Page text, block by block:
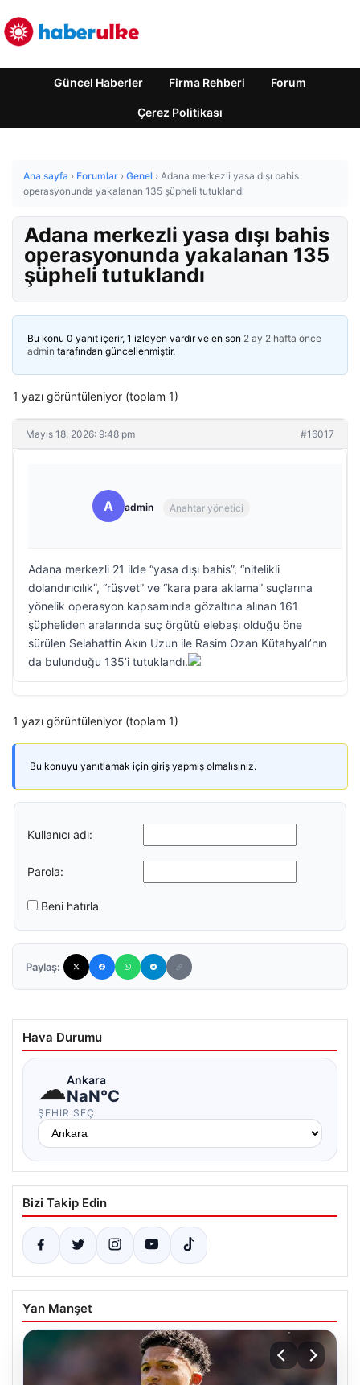
Güncel Haberler Firma Rehberi Forum
Çerez Politikası
Ana sayfa › Forumlar › Genel › Adana merkezli yasa dışı bahis
operasyonunda yakalanan 135 şüpheli tutuklandı
Adana merkezli yasa dışı bahis
operasyonunda yakalanan 135
şüpheli tutuklandı
Bu konu 0 yanıt içerir, 1 izleyen vardır ve en son 2 ay 2 hafta önce
admin tarafından güncellenmiştir.
1 yazı görüntüleniyor (toplam 1)
Mayıs 18, 2026: 9:48 pm #16017
A admin Anahtar yönetici
Adana merkezli 21 ilde “yasa dışı bahis”, “nitelikli
dolandırıcılık”, “rüşvet” ve “kara para aklama” suçlarına
yönelik operasyon kapsamında gözaltına alınan 161
şüpheliden aralarında suç örgütü elebaşı olduğu öne
sürülen Selahattin Akın Uzun ile Rasim Ozan Kütahyalı’nın
da bulunduğu 135’i tutuklandı.
1 yazı görüntüleniyor (toplam 1)
Bu konuyu yanıtlamak için giriş yapmış olmalısınız.
Kullanıcı adı:
Parola:
Beni hatırla
Paylaş:
Hava Durumu
☁Ankara
NaN°C
ŞEHIR SEÇ
Bizi Takip Edin
Yan Manşet